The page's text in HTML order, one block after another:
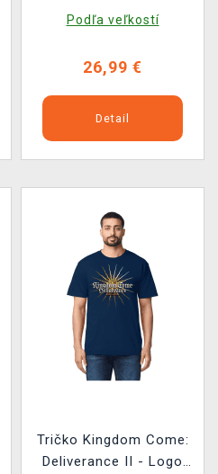
Podľa veľkostí
26,99 €
Detail
Tričko Kingdom Come:
Deliverance II - Logo